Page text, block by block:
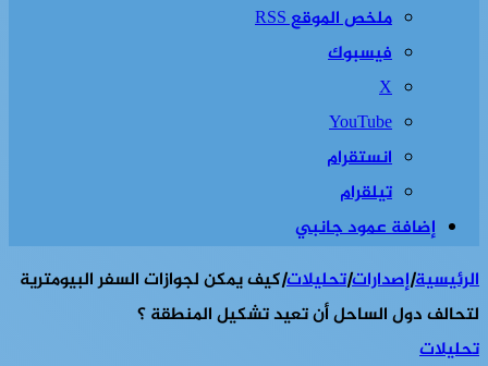
ملخص الموقع RSS
فيسبوك
‫X
‫YouTube
انستقرام
تيلقرام
إضافة عمود جانبي
الرئيسية|إصدارات|تحليلات|كيف يمكن لجوازات السفر البيومترية
لتحالف دول الساحل أن تعيد تشكيل المنطقة ؟
تحليلات